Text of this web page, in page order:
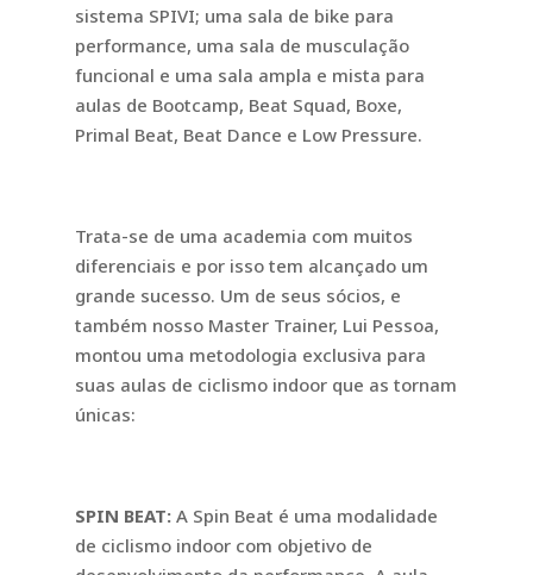
sistema SPIVI; uma sala de bike para
performance, uma sala de musculação
funcional e uma sala ampla e mista para
aulas de Bootcamp, Beat Squad, Boxe,
Primal Beat, Beat Dance e Low Pressure.
Trata-se de uma academia com muitos
diferenciais e por isso tem alcançado um
grande sucesso. Um de seus sócios, e
também nosso Master Trainer, Lui Pessoa,
montou uma metodologia exclusiva para
suas aulas de ciclismo indoor que as tornam
únicas:
SPIN BEAT: A Spin Beat é uma modalidade
de ciclismo indoor com objetivo de